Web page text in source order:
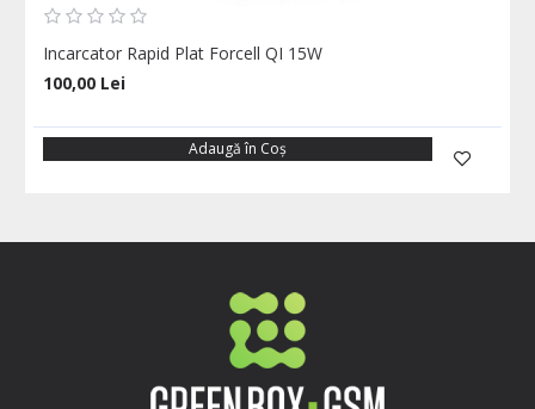
Incarcator Rapid Plat Forcell QI 15W
100,00 Lei
Adaugă în Coş